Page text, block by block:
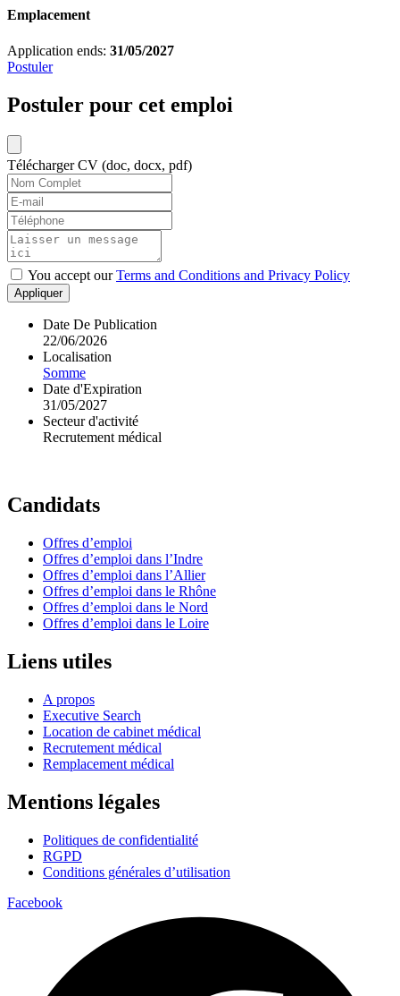
Emplacement
Application ends: 31/05/2027
Postuler
Postuler pour cet emploi
Télécharger CV (doc, docx, pdf)
You accept ourTerms and Conditions and Privacy Policy
Appliquer
Date De Publication
22/06/2026
Localisation
Somme
Date d'Expiration
31/05/2027
Secteur d'activité
Recrutement médical
Candidats
Offres d’emploi
Offres d’emploi dans l’Indre
Offres d’emploi dans l’Allier
Offres d’emploi dans le Rhône
Offres d’emploi dans le Nord
Offres d’emploi dans le Loire
Liens utiles
A propos
Executive Search
Location de cabinet médical
Recrutement médical
Remplacement médical
Mentions légales
Politiques de confidentialité
RGPD
Conditions générales d’utilisation
Facebook